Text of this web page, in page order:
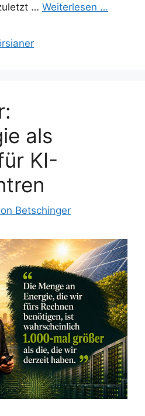
… Weiterlesen …
als
KI-
Betschinger